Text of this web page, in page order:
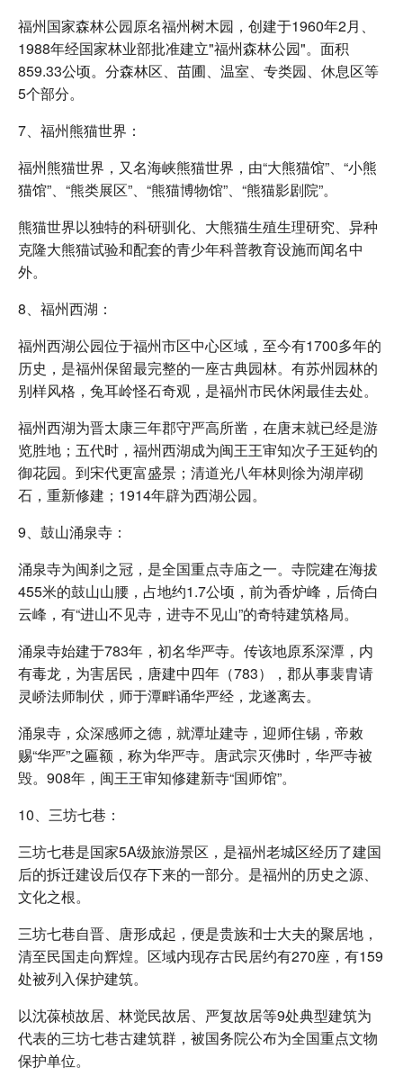
福州国家森林公园原名福州树木园，创建于1960年2月、
1988年经国家林业部批准建立"福州森林公园"。面积
859.33公顷。分森林区、苗圃、温室、专类园、休息区等
5个部分。
7、福州熊猫世界：
福州熊猫世界，又名海峡熊猫世界，由“大熊猫馆”、“小熊
猫馆”、“熊类展区”、“熊猫博物馆”、“熊猫影剧院”。
熊猫世界以独特的科研驯化、大熊猫生殖生理研究、异种
克隆大熊猫试验和配套的青少年科普教育设施而闻名中
外。
8、福州西湖：
福州西湖公园位于福州市区中心区域，至今有1700多年的
历史，是福州保留最完整的一座古典园林。有苏州园林的
别样风格，兔耳岭怪石奇观，是福州市民休闲最佳去处。
福州西湖为晋太康三年郡守严高所凿，在唐末就已经是游
览胜地；五代时，福州西湖成为闽王王审知次子王延钧的
御花园。到宋代更富盛景；清道光八年林则徐为湖岸砌
石，重新修建；1914年辟为西湖公园。
9、鼓山涌泉寺：
涌泉寺为闽刹之冠，是全国重点寺庙之一。寺院建在海拔
455米的鼓山山腰，占地约1.7公顷，前为香炉峰，后倚白
云峰，有“进山不见寺，进寺不见山”的奇特建筑格局。
涌泉寺始建于783年，初名华严寺。传该地原系深潭，内
有毒龙，为害居民，唐建中四年（783），郡从事裴胄请
灵峤法师制伏，师于潭畔诵华严经，龙遂离去。
涌泉寺，众深感师之德，就潭址建寺，迎师住锡，帝敕
赐“华严”之匾额，称为华严寺。唐武宗灭佛时，华严寺被
毁。908年，闽王王审知修建新寺“国师馆”。
10、三坊七巷：
三坊七巷是国家5A级旅游景区，是福州老城区经历了建国
后的拆迁建设后仅存下来的一部分。是福州的历史之源、
文化之根。
三坊七巷自晋、唐形成起，便是贵族和士大夫的聚居地，
清至民国走向辉煌。区域内现存古民居约有270座，有159
处被列入保护建筑。
以沈葆桢故居、林觉民故居、严复故居等9处典型建筑为
代表的三坊七巷古建筑群，被国务院公布为全国重点文物
保护单位。